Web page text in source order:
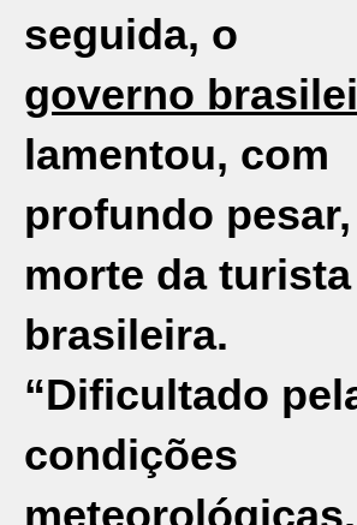
seguida, o
governo
lamentou, com
profundo
morte da turista
brasileira.
“Dificultado
condições
meteorológicas,